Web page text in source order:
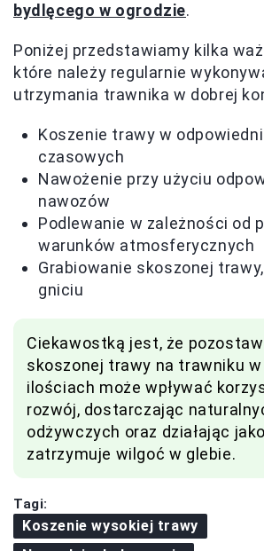
bydlęcego w ogrodzie.
Poniżej przedstawiamy kilka
które należy regularnie
utrzymania trawnika w dobrej
Koszenie trawy w
czasowych
Nawożenie przy użyciu
nawozów
Podlewanie w zależności od
warunków atmosferycznych
Grabiowanie skoszonej
gniciu
Ciekawostką jest, że
skoszonej trawy na trawniku
ilościach może wpływać
rozwój, dostarczając
odżywczych oraz działając
zatrzymuje wilgoć w glebie.
Tagi:
Koszenie wysokiej trawy